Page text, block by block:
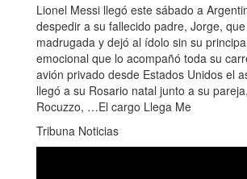
Lionel Messi llegó este sábado a
despedir a su fallecido padre, Jorge,
madrugada y dejó al ídolo sin su
emocional que lo acompañó toda su
avión privado desde Estados Unidos el
llegó a su Rosario natal junto a su
Rocuzzo, …El cargo Llega Me
Tribuna Noticias